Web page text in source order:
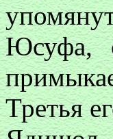
Юсуфа,
Третья